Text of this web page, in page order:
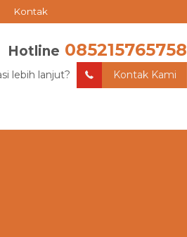
Kontak
Hotline 085215765758
lebih lanjut? Kontak Kami